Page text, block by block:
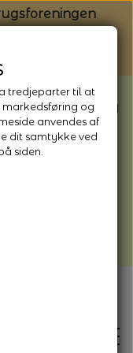
fra
hele
kan være lidt
tredjeparter til at
markedsføring og
anvendes af
dit samtykke ved
siden.